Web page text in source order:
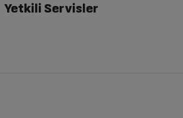
Yetkili Servisler